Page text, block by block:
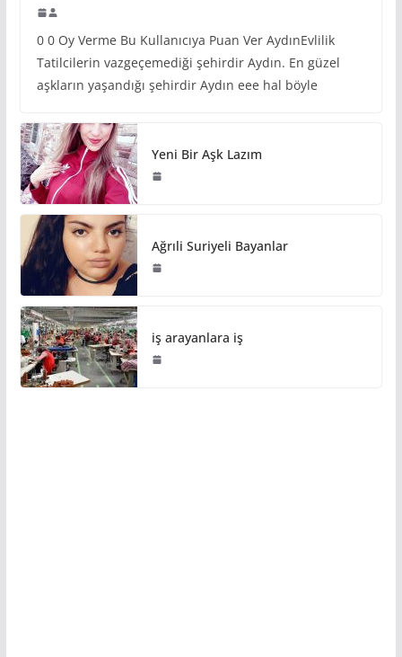
0 0 Oy Verme Bu Kullanıcıya Puan Ver AydınEvlilik
Tatilcilerin vazgeçemediği şehirdir Aydın. En güzel
aşkların yaşandığı şehirdir Aydın eee hal böyle
Yeni Bir Aşk Lazım
Ağrıli Suriyeli Bayanlar
iş arayanlara iş